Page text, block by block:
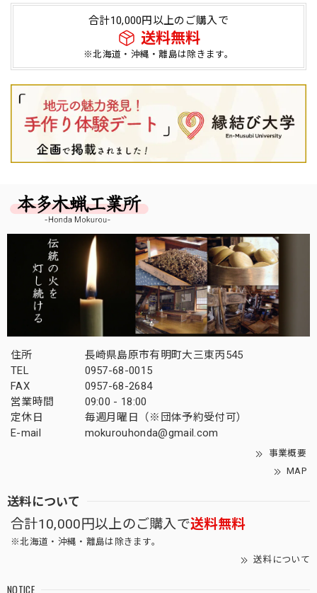
合計10,000円以上のご購入で
送料無料
※北海道・沖縄・離島は除きます。
住所
長崎県島原市有明町大三東丙545
TEL
0957-68-0015
FAX
0957-68-2684
営業時間
09:00 - 18:00
定休日
毎週月曜日（※団体予約受付可）
E-mail
mokurouhonda@gmail.com
事業概要
MAP
送料について
合計10,000円以上のご購入で送料無料
※北海道・沖縄・離島は除きます。
送料について
NOTICE